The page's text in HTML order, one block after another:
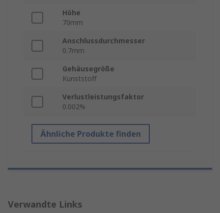
Höhe
70mm
Anschlussdurchmesser
0.7mm
Gehäusegröße
Kunststoff
Verlustleistungsfaktor
0.002%
Ähnliche Produkte finden
Verwandte Links